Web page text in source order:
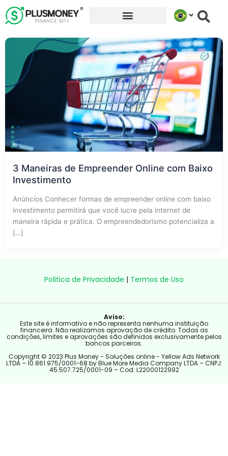
para
conteúdo
3 Maneiras de Empreender Online com Baixo
Investimento
Anúncios Conhecer formas de empreender online com baixo
investimento permitirá que você lucre pela internet de
maneira rápida e prática. O empreendedorismo potencializa a
[…]
Politica de Privacidade | Termos de Uso
Aviso:
Este site é informativo e não representa nenhuma instituição
financeira. Não realizamos aprovação de crédito. Todas as
condições, limites e aprovações são definidos exclusivamente pelos
bancos parceiros.
Copyright © 2023 Plus Money - Soluções online - Yellow Ads Network
LTDA – 10.861.975/0001-68 by Blue More Media Company LTDA – CNPJ:
45.507.725/0001-09 – Cod: L22000122992